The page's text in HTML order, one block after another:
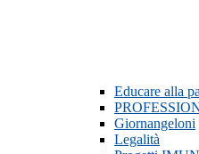
Educare alla
Giornangeloni
Legalità